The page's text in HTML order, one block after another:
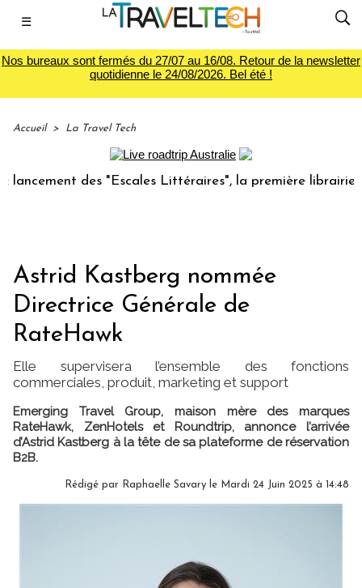
☰
Nos bureaux sont fermés du 27/07 au 16/08. Retour de la newsletter
quotidienne le 24/08/2026. Bel été !
Accueil > La Travel Tech
des "Escales Littéraires", la première librairie du
Astrid Kastberg nommée
Directrice Générale de
RateHawk
Elle supervisera l’ensemble des fonctions
commerciales, produit, marketing et support
Emerging Travel Group, maison mère des marques
RateHawk, ZenHotels et Roundtrip, annonce l’arrivée
d’Astrid Kastberg à la tête de sa plateforme de réservation
B2B.
Rédigé par Raphaelle Savary le Mardi 24 Juin 2025 à 14:48